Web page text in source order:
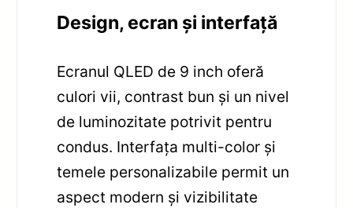
Design, ecran și interfață
Ecranul QLED de 9 inch oferă
culori vii, contrast bun și un nivel
de luminozitate potrivit pentru
condus. Interfața multi-color și
temele personalizabile permit un
aspect modern și vizibilitate